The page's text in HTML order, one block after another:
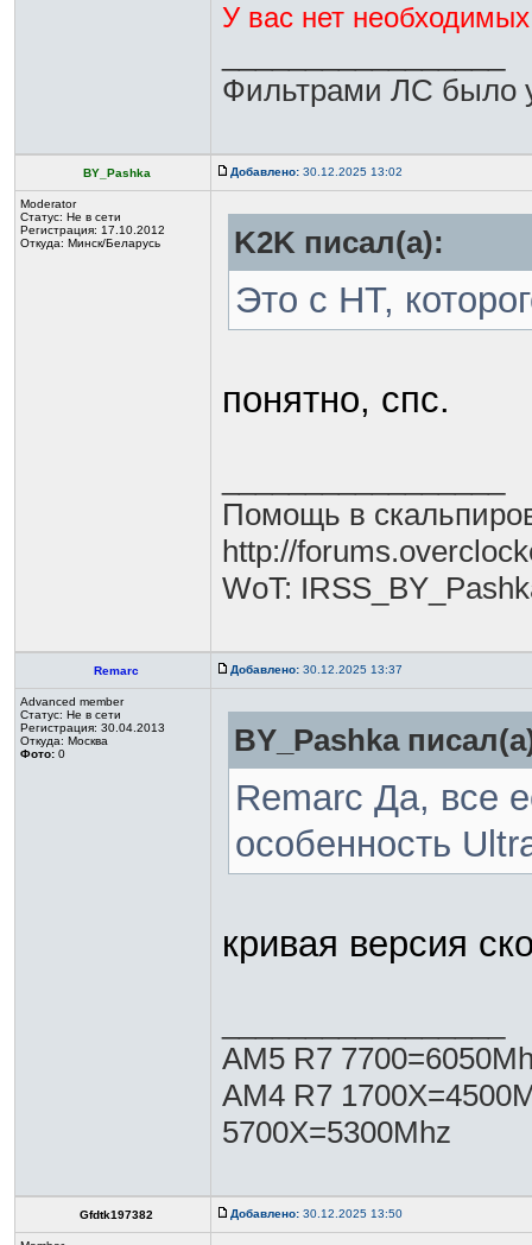
У вас нет
Фильтрами ЛС было
BY_Pashka Добавлено: 30.12.2025 13:02
Moderator
Статус: Не в сети
Регистрация: 17.10.2012
Откуда: Минск/Беларусь
K2K писал(а):
Это с HT,
понятно, спс.
Помощь в
http://
WoT:
Remarc Добавлено: 30.12.2025 13:37
Advanced member
Статус: Не в сети
Регистрация: 30.04.2013
Откуда: Москва
Фото: 0 BY_Pashka
Remarc Да, все
особенность
кривая версия
AM5 R7
AM4 R7
5700X=5300Mhz
Gfdtk197382 Добавлено: 30.12.2025 13:50